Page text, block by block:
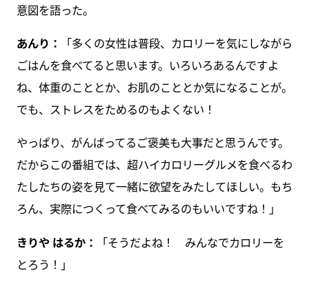
意図を語った。
あんり：
「多くの女性は普段、カロリーを気にしながら
ごはんを食べてると思います。いろいろあるんですよ
ね、体重のこととか、お肌のこととか気になることが。
でも、ストレスをためるのもよくない！
やっぱり、がんばってるご褒美も大事だと思うんです。
だからこの番組では、超ハイカロリーグルメを食べるわ
たしたちの姿を見て一緒に欲望をみたしてほしい。もち
ろん、実際につくって食べてみるのもいいですね！」
きりや はるか：
「そうだよね！ みんなでカロリーを
とろう！」